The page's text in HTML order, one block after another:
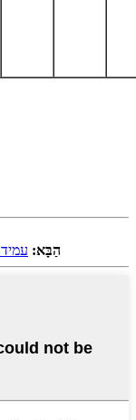
הַבָּא: